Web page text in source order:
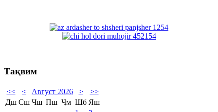
Тақвим
<< < Август 2026 >
>>
Дш Сш Чш Пш Ҷм Шб Яш